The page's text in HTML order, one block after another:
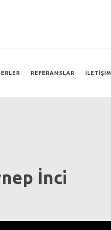
REFERANSLAR İLETIŞIM
İnci